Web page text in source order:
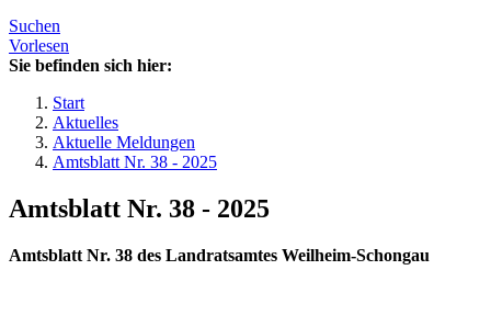
Suchen
Vorlesen
Sie befinden sich hier:
Start
Aktuelles
Aktuelle Meldungen
Amtsblatt Nr. 38 - 2025
Amtsblatt Nr. 38 - 2025
Amtsblatt Nr. 38 des Landratsamtes Weilheim-Schongau